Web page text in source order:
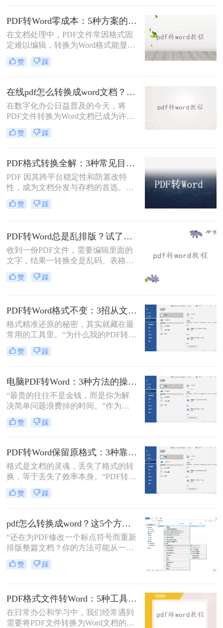
选择最适合的方式。
PDF转Word零成本：5种方案的成本、速度、精度对比！
在文档处理中，PDF文件常因格式固
定难以编辑，转换为Word格式能显著
提升工作效率。然而，市面上许多转
换工具需付费或存在隐私风险，那么
5种完全免费的解决方案。所有方法
均基于官方或开源平台，确保零成
本、无广告、无数据泄露。无需任何
付费，即可实现高质量转换，告别格
式错乱与隐私担忧！
赞 踩
在线pdf怎么转换成word文档？PDF猫与转转大师2种在线工具使用指南与功能对比！
在数字化办公日益普及的今天，将
PDF文件转换为Word文档已成为许多
职场人士和学生群体的日常需求。
PDF格式虽然便于分享和保持格式一
找到一种高效、便捷的在线转换方法
显得尤为重要。那么在线pdf怎么转换
成word文档呢？本文将介绍两种在线
将PDF转换成Word文档的方法。
赞 踩
PDF格式转换全解：3种常见目标格式及对应操作方法！
PDF 因其跨平台稳定性和防篡改特
性，成为文档分发与存档的首选。但
当需要编辑内容、调整格式或提取文
本时，将其转换为可编辑的 Word 文
流转换途径。
赞 踩
PDF转Word总是乱排版？试了好几个办法，这几个真的能用！
收到一份PDF文件，需要编辑里面的
文字，结果一转换全是乱码、表格错
位、图片跑偏——这种糟心事估计不
少人都遇到过。其实pdf怎么转换成
的PDF是什么类型、要转几个文件、
对排版要求高不高。本文就按不同场
景，把我自己实际用过、觉得靠谱的
转、批量处理、以及对排版要求高时
了。
赞 踩
PDF转Word格式不变：3招从文件选择到输出设置全流程！
格式精准还原的秘密，其实就藏在最
常用的工具里。“为什么我的PDF转成
Word后，格式全乱了？”——这是小
编在后台收到最多的问题之一。相信
疼：一份精心排版的报告、合同或方
案，转换后却面目全非，表格错位、
字体变异、版面混乱，不得不花费大
量时间重新调整。
赞 踩
电脑PDF转Word：3种方法的操作步骤和常见报错处理！
“最贵的往往不是金钱，而是你为解
决简单问题浪费掉的时间。”作为专
注电脑办公软件测评多年的博
主，“电脑怎么将pdf转换成word免
背后，是无数职场人和内容创作者面
对合同、报告、文献时，渴望高效提
取、编辑信息的真切需求。
赞 踩
PDF转Word保留原格式：3种靠谱方法的关键参数配置！
格式是文档的灵魂，丢失了格式的转
换，等于丢失了效率本身。“PDF转完
Word，排版全乱了，还不如自己重打
一遍！”这是小编在后台收到最多的
域多年的测评博主，我深知一份格式
错乱、需要手动调整数小时的Word文
档，对职场人来说是多么糟糕的体
验。那么pdf转word如何保留原格式
呢？
赞 踩
pdf怎么转换成word？这5个方法亲测有效，职场人必备技能！
“还在为PDF修改一个标点符号而重新
排版整篇文档？你的方法可能从一开
始就错了。”作为一名深耕电脑办公
软件领域多年的测评博主，小编每天
赞 踩
PDF格式文件转Word：5种工具按文件来源和用途对照选择！
在日常办公和学习中，我们经常遇到
需要将PDF文件转换为Word文档的需